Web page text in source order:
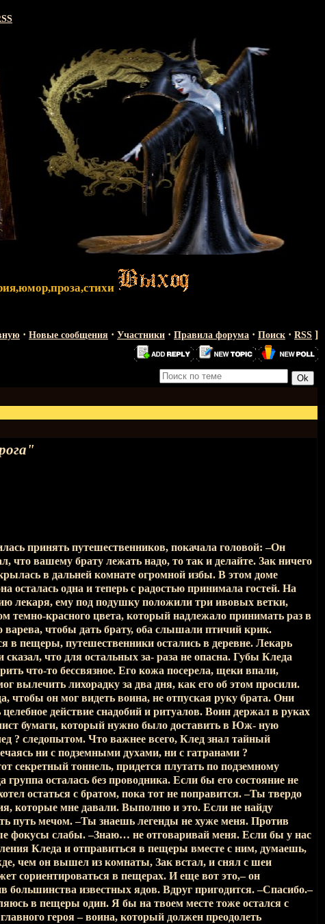
· Новые сообщения · Участники · Правила форума · Поиск · RSS ]
принять путешественников, покачала головой: –Он
что вашему брату лежать надо, то так и делайте. Зак ничего
в дальней комнате огромной избы. В этом доме
осталась одна и теперь с радостью принимала гостей. На
лекаря, ему под подушку положили три ивовых ветки,
темно-красного цвета, который надлежало принимать раз в
варева, чтобы дать брату, оба слышали птичий крик.
в пещеры, путешественники остались в деревне. Лекарь
что для остальных за- раза не опасна. Губы Кледа
что-то бессвязное. Его кожа посерела, щеки впали,
вылечить лихорадку за два дня, как его об этом просили.
чтобы он мог видеть воина, не отпуская руку брата. Они
действие снадобий и ритуалов. Воин держал в руках
бумаги, который нужно было доставить в Юж- ную
? следопытом. Что важнее всего, Клед знал тайный
ни с подземными духами, ни с гатранами ?
секретный тоннель, придется плутать по подземному
осталась без проводника. Если бы его состояние не
остаться с братом, пока тот не поправится. –Ты твердо
которые мне давали. Выполню и это. Если не найду
путь мечом. –Ты знаешь легенды не хуже меня. Против
фокусы слабы. –Знаю… не отговаривай меня. Если бы у нас
Кледа и отправиться в пещеры вместе с ним, думаешь,
чем он вышел из комнаты, Зак встал, и снял с шеи
сориентироваться в пещерах. И еще вот это,– он
большинства известных ядов. Вдруг пригодится. –Спасибо.–
в пещеры один. Я бы на твоем месте тоже остался с
героя – воина, который должен преодолеть